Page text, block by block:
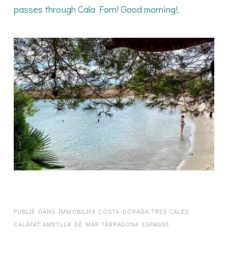
passes through Cala Forn! Good morning!.
PUBLIÉ DANS IMMOBILIER COSTA DORADA TRES CALES
CALAFAT AMETLLA DE MAR TARRAGONA ESPAGNE